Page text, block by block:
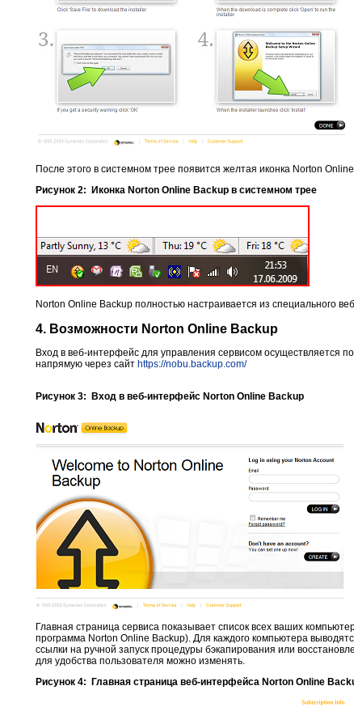
После этого в системном трее появится желтая иконка Norton
Рисунок 2: Иконка Norton Online Backup в системном трее
Norton Online Backup полностью настраивается из специального
4. Возможности Norton Online Backup
Вход в веб-интерфейс для управления сервисом осуществляется
напрямую через сайт https://nobu.backup.com/
Рисунок 3: Вход в веб-интерфейс Norton Online Backup
Главная страница сервиса показывает список всех ваших
программа Norton Online Backup). Для каждого компьютера
ссылки на ручной запуск процедуры бэкапирования или
для удобства пользователя можно изменять.
Рисунок 4: Главная страница веб-интерфейса Norton Online